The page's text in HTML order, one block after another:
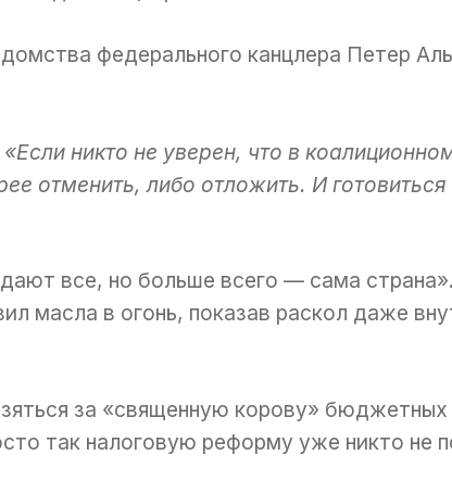
федерального канцлера Петер
«Если никто не уверен, что в
отменить, либо отложить. И готовиться
все, но больше всего — сама
масла в огонь, показав раскол даже
за «священную корову»
так налоговую реформу уже никто не